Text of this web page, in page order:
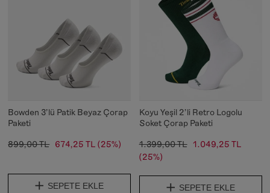
Bowden 3'lü Patik Beyaz Çorap
Paketi
899,00 TL 674,25 TL (25%)
SEPETE EKLE
Koyu Yeşil 2'li Retro Logolu
Soket Çorap Paketi
1.399,00 TL 1.049,25 TL
(25%)
SEPETE EKLE